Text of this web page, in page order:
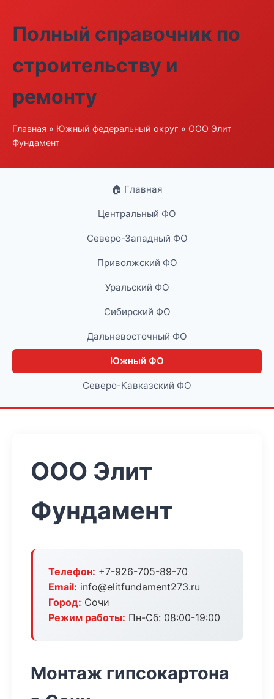
Полный справочник по
строительству и
ремонту
Главная » Южный федеральный округ » ООО Элит
Фундамент
🏠 Главная
Центральный ФО
Северо-Западный ФО
Приволжский ФО
Уральский ФО
Сибирский ФО
Дальневосточный ФО
Южный ФО
Северо-Кавказский ФО
ООО Элит
Фундамент
Телефон: +7-926-705-89-70
Email: info@elitfundament273.ru
Город: Сочи
Режим работы: Пн-Сб: 08:00-19:00
Монтаж гипсокартона